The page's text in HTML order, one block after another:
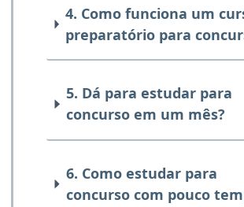
4. Como funciona um
preparatório para
5. Dá para estudar para
concurso em um mês?
6. Como estudar para
concurso com pouco